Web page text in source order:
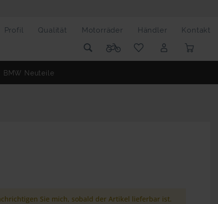
Profil Qualität Motorräder Händler Kontakt
BMW Neuteile
Sie mich, sobald der Artikel lieferbar ist.